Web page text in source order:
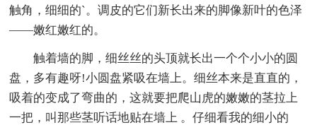
触角，细细的`。调皮的它们新长出来的脚像新叶的色泽
——嫩红嫩红的。
触着墙的脚，细丝丝的头顶就长出一个个小小的圆
盘，多有趣呀!小圆盘紧吸在墙上。细丝本来是直直的，
吸着的变成了弯曲的，这就要把爬山虎的嫩嫩的茎拉上
一把，叫那些茎听话地贴在墙上 。仔细看我的细小的